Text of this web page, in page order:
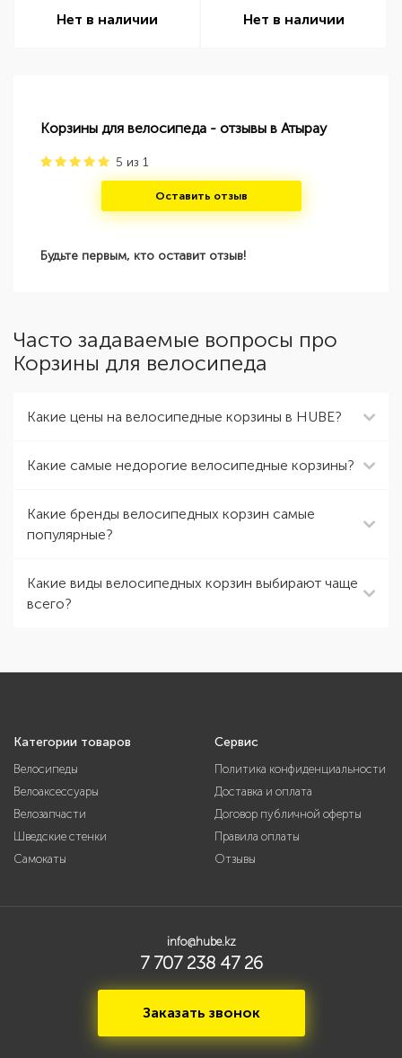
Нет в наличии Нет в наличии
Корзины для велосипеда - отзывы в Атырау
5 из 1
Оставить отзыв
Будьте первым, кто оставит отзыв!
Часто задаваемые вопросы про
Корзины для велосипеда
Какие цены на велосипедные корзины в HUBE?
Какие самые недорогие велосипедные корзины?
Какие бренды велосипедных корзин самые
популярные?
Какие виды велосипедных корзин выбирают чаще
всего?
Категории товаров
Велосипеды
Велоаксессуары
Велозапчасти
Шведские стенки
Самокаты
Сервис
Политика конфиденциальности
Доставка и оплата
Договор публичной оферты
Правила оплаты
Отзывы
info@hube.kz
7 707 238 47 26
Заказать звонок